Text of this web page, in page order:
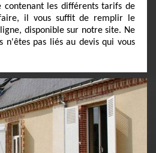
contenant les différents tarifs de
il vous suffit de remplir le
disponible sur notre site. Ne
n'êtes pas liés au devis qui vous